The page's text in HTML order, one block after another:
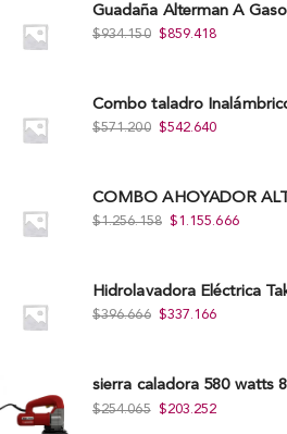
$934.150 $859.418
$571.200 $542.640
$1.256.158 $1.155.666
$396.666 $337.166
sierra caladora 580 watts
$254.065 $203.252